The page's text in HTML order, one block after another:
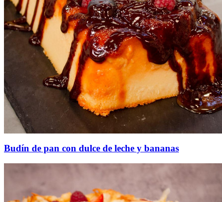
Budín de pan con dulce de leche y bananas